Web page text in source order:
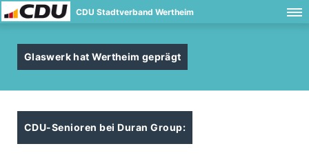
CDU Stadtverband Wertheim
Glaswerk hat Wertheim geprägt
CDU-Senioren bei Duran Group: